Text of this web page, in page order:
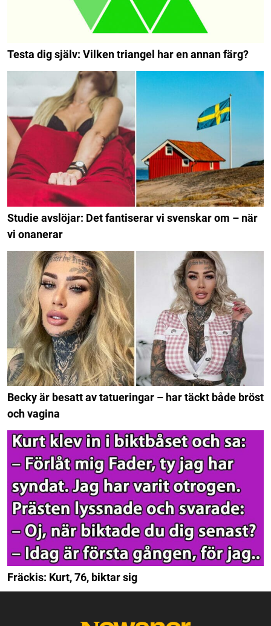
Testa dig själv: Vilken triangel har en annan färg?
Studie avslöjar: Det fantiserar vi svenskar om – när
vi onanerar
Becky är besatt av tatueringar – har täckt både bröst
och vagina
Fräckis: Kurt, 76, biktar sig